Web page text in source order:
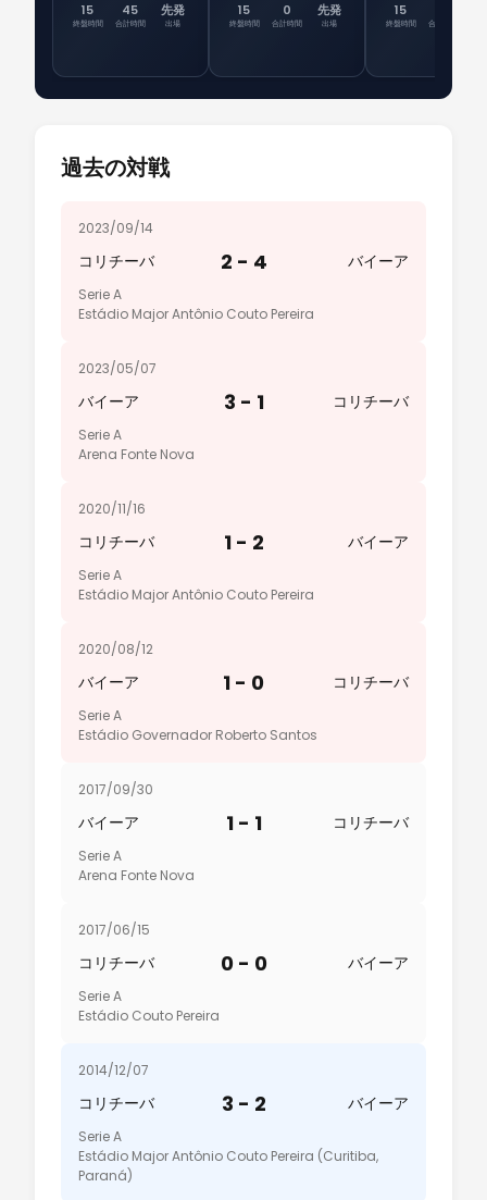
15
終盤時間
45
合計時間
先発
出場
15
終盤時間
0
合計時間
先発
出場
15
終盤時間 合計時間
過去の対戦
2023/09/14
コリチーバ 2 - 4 バイーア
Serie A
Estádio Major Antônio Couto Pereira
2023/05/07
バイーア 3 - 1 コリチーバ
Serie A
Arena Fonte Nova
2020/11/16
コリチーバ 1 - 2 バイーア
Serie A
Estádio Major Antônio Couto Pereira
2020/08/12
バイーア 1 - 0 コリチーバ
Serie A
Estádio Governador Roberto Santos
2017/09/30
バイーア 1 - 1 コリチーバ
Serie A
Arena Fonte Nova
2017/06/15
コリチーバ 0 - 0 バイーア
Serie A
Estádio Couto Pereira
2014/12/07
コリチーバ 3 - 2 バイーア
Serie A
Estádio Major Antônio Couto Pereira (Curitiba,
Paraná)